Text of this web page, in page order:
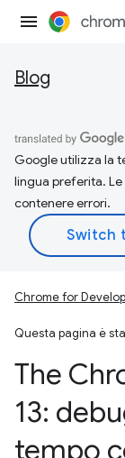
Blog
Google utilizza la
lingua preferita.
contenere errori.
Chrome for
Questa pagina è
The
13:
tempo